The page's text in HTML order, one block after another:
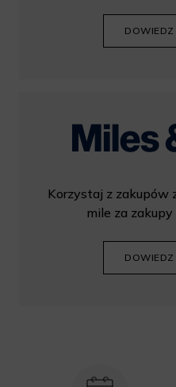
DOWIEDZ
Korzystaj z zakupów
mile za
DOWIEDZ